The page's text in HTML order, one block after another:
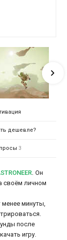
дешевле?
3
. Он
своём личном
менее минуты,
после
игру.